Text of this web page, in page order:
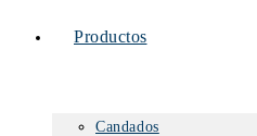
Productos
Candados